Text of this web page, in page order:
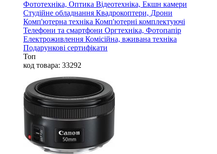
Фототехніка, Оптика Відеотехніка, Екшн камери
Студійне обладнання Квадрокоптери, Дрони
Комп'ютерна техніка Комп'ютерні комплектуючі
Телефони та смартфони Оргтехніка, Фотопапір
Електроживлення Комісійна, вживана техніка
Подарункові сертифікати
Топ
код товара: 33292